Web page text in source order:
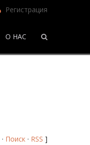
Регистрация
О НАС
· Поиск · RSS ]